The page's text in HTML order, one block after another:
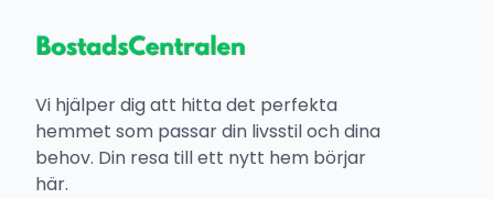
Vi hjälper dig att hitta det perfekta
hemmet som passar din livsstil och dina
behov. Din resa till ett nytt hem börjar
här.